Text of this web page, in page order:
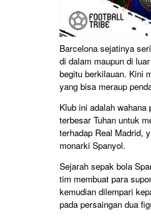
Barcelona sejatinya
di dalam maupun di
begitu berkilauan. Kini
yang bisa meraup
Klub ini adalah
terbesar Tuhan untuk
terhadap Real Madrid,
monarki Spanyol.
Sejarah sepak bola
tim membuat para
kemudian dilempari
pada persaingan dua